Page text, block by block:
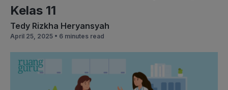
Kelas 11
Tedy Rizkha Heryansyah
April 25, 2025 • 6 minutes read